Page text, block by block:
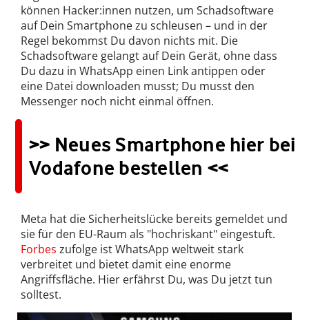
können Hacker:innen nutzen, um Schadsoftware
auf Dein Smartphone zu schleusen – und in der
Regel bekommst Du davon nichts mit. Die
Schadsoftware gelangt auf Dein Gerät, ohne dass
Du dazu in WhatsApp einen Link antippen oder
eine Datei downloaden musst; Du musst den
Messenger noch nicht einmal öffnen.
>> Neues Smartphone hier bei
Vodafone bestellen <<
Meta hat die Sicherheitslücke bereits gemeldet und
sie für den EU-Raum als "hochriskant" eingestuft.
Forbes zufolge ist WhatsApp weltweit stark
verbreitet und bietet damit eine enorme
Angriffsfläche. Hier erfährst Du, was Du jetzt tun
solltest.